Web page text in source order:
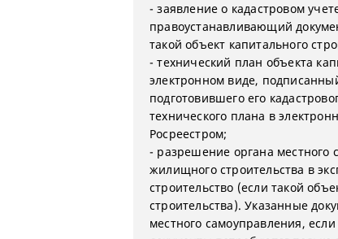
- заявление о кадастровом
правоустанавливающий
такой объект капитального
- технический план объекта
электронном виде,
подготовившего его
технического плана в
Росреестром;
- разрешение органа местного
жилищного строительства в
строительство (если такой
строительства). Указанные
местного самоуправления,